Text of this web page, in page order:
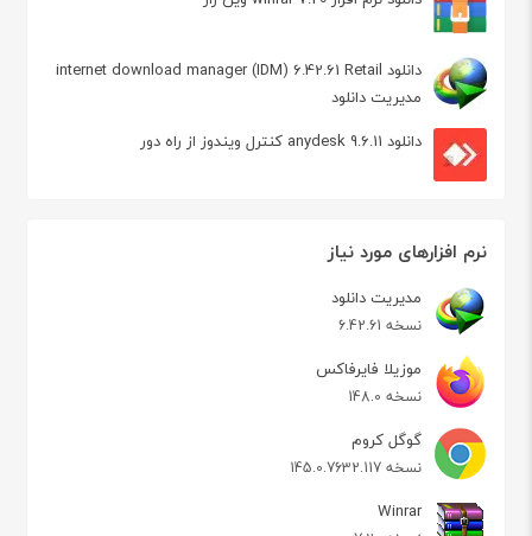
دانلود internet download manager (IDM) 6.42.61 Retail
مدیریت دانلود
دانلود anydesk 9.6.11 کنترل ویندوز از راه دور
نرم افزارهای مورد نیاز
مدیریت دانلود
نسخه 6.42.61
موزیلا فایرفاکس
نسخه 148.0
گوگل کروم
نسخه 145.0.7632.117
Winrar